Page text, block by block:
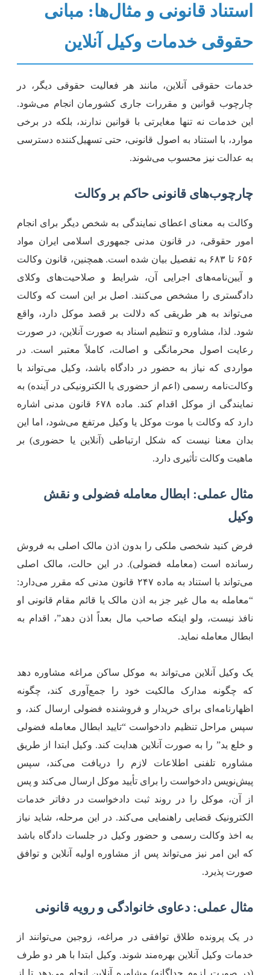
قانونی و مثال‌ها: مبانی
خدمات وکیل آنلاین
حقوقی آنلاین، مانند هر فعالیت حقوقی دیگر، در
قوانین و مقررات جاری کشورمان انجام می‌شود.
خدمات نه تنها مغایرتی با قوانین ندارند، بلکه در برخی
با استناد به اصول قانونی، حتی تسهیل‌کننده دسترسی
عدالت نیز محسوب می‌شوند.
قانونی حاکم بر وکالت
به معنای اعطای نمایندگی به شخص دیگر برای انجام
حقوقی، در قانون مدنی جمهوری اسلامی ایران مواد
۶۵۶ تا ۶۸۳ به تفصیل بیان شده است. همچنین، قانون وکالت
آیین‌نامه‌های اجرایی آن، شرایط و صلاحیت‌های وکلای
را مشخص می‌کنند. اصل بر این است که وکالت
به هر طریقی که دلالت بر قصد موکل دارد، واقع
لذا، مشاوره و تنظیم اسناد به صورت آنلاین، در صورت
اصول محرمانگی و اصالت، کاملاً معتبر است. در
که نیاز به حضور در دادگاه باشد، وکیل می‌تواند با
رسمی (اعم از حضوری یا الکترونیکی در آینده) به
نمایندگی از موکل اقدام کند. ماده ۶۷۸ قانون مدنی اشاره
که وکالت با موت موکل یا وکیل مرتفع می‌شود، اما این
معنا نیست که شکل ارتباطی (آنلاین یا حضوری) بر
وکالت تأثیری دارد.
عملی: ابطال معامله فضولی و نقش
کنید شخصی ملکی را بدون اذن مالک اصلی به فروش
است (معامله فضولی). در این حالت، مالک اصلی
می‌تواند با استناد به ماده ۲۴۷ قانون مدنی که مقرر می‌دارد:
به مال غیر جز به اذن مالک یا قائم مقام قانونی او
نیست، ولو اینکه صاحب مال بعداً اذن دهد”، اقدام به
معامله نماید.
وکیل آنلاین می‌تواند به موکل ساکن مراغه مشاوره دهد
چگونه مدارک مالکیت خود را جمع‌آوری کند، چگونه
برای خریدار و فروشنده فضولی ارسال کند، و
مراحل تنظیم دادخواست “تایید ابطال معامله فضولی
خلع ید” را به صورت آنلاین هدایت کند. وکیل ابتدا از طریق
تلفنی اطلاعات لازم را دریافت می‌کند، سپس
دادخواست را برای تأیید موکل ارسال می‌کند و پس
آن، موکل را در روند ثبت دادخواست در دفاتر خدمات
قضایی راهنمایی می‌کند. در این مرحله، شاید نیاز
اخذ وکالت رسمی و حضور وکیل در جلسات دادگاه باشد
این امر نیز می‌تواند پس از مشاوره اولیه آنلاین و توافق
پذیرد.
عملی: دعاوی خانوادگی و رویه قانونی
یک پرونده طلاق توافقی در مراغه، زوجین می‌توانند از
وکیل آنلاین بهره‌مند شوند. وکیل ابتدا با هر دو طرف
صورت لزوم جداگانه) مشاوره آنلاین انجام می‌دهد تا از